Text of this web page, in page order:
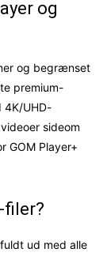
og
og begrænset
premium-
4K/UHD-
sideom
GOM Player+
filer?
ud med alle